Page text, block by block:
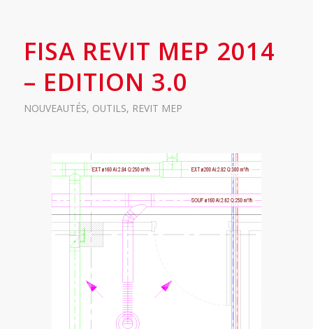
FISA REVIT MEP 2014
– EDITION 3.0
NOUVEAUTÉS, OUTILS, REVIT MEP